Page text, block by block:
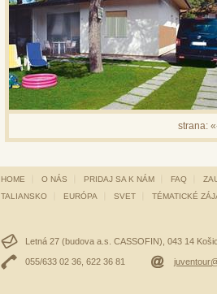
strana:
HOME O NÁS PRIDAJ SA K NÁM FAQ
TALIANSKO
EURÓPA SVET TÉMATICKÉ
Letná 27 (budova a.s. CASSOFIN), 043 14
055/633 02 36, 622 36 81